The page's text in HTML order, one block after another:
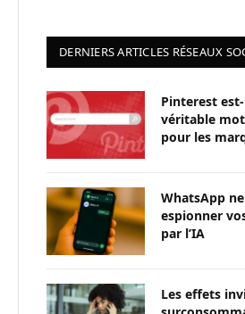
DERNIERS ARTICLES RÉSEAUX
Pinterest
véritable
pour les
WhatsApp
espionner
par l’IA
Les effets